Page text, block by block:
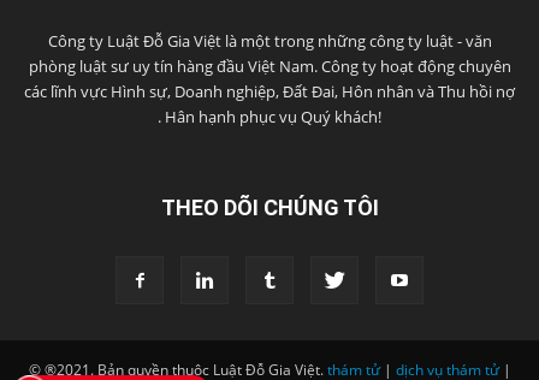
Công ty Luật Đỗ Gia Việt là một trong những công ty luật - văn
phòng luật sư uy tín hàng đầu Việt Nam. Công ty hoạt động chuyên
các lĩnh vực Hình sự, Doanh nghiệp, Đất Đai, Hôn nhân và Thu hồi nợ
. Hân hạnh phục vụ Quý khách!
THEO DÕI CHÚNG TÔI
© ®2021. Bản quyền thuộc Luật Đỗ Gia Việt.thám tử| dịch vụ thám tử|